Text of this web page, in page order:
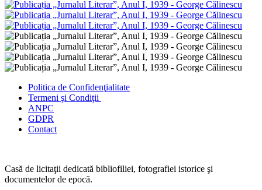
Politica de Confidenţialitate
Termeni şi Condiţii
ANPC
GDPR
Contact
Casă de licitaţii dedicată bibliofiliei, fotografiei istorice şi
documentelor de epocă.